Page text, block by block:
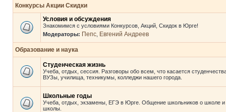
Конкурсы Акции Скидки
Условия и обсуждения
Знакомимся с условиями Конкурсов, Акций, Скидок в Юрге!
Модераторы: Пепс Евгений Андреев
Образование и наука
Студенческая жизнь
Учеба, отдых, сессия. Разговоры обо всем, что касается
ВУЗы, училища, техникумы, колледжи нашего города.
Школьные годы
Учеба, отдых, экзамены, ЕГЭ в Юрге. Общение школьников о школе и
школы.